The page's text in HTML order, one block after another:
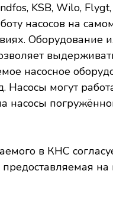
KSB, Wilo,
насосов на
Оборудование
насосное
Насосы могут
насосы
в КНС
на